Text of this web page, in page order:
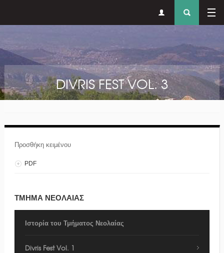
μενού
DIVRIS FEST VOL. 3
Προσθήκη κειμένου
PDF
ΤΜΗΜΑ ΝΕΟΛΑΙΑΣ
Ιστορία του Τμήματος Νεολαίας
Divris Fest Vol. 1